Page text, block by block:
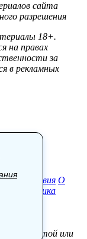
сайта
разрешения
18+.
на правах
за
в рекламных
О
Политика
офертой или